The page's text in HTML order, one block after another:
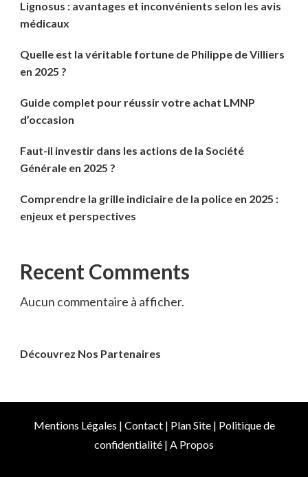
Lignosus : avantages et inconvénients selon les avis
médicaux
Quelle est la véritable fortune de Philippe de Villiers
en 2025 ?
Guide complet pour réussir votre achat LMNP
d’occasion
Faut-il investir dans les actions de la Société
Générale en 2025 ?
Comprendre la grille indiciaire de la police en 2025 :
enjeux et perspectives
Recent Comments
Aucun commentaire à afficher.
Découvrez Nos Partenaires
Mentions Légales | Contact| Plan Site| Politique de
confidentialité | A Propos